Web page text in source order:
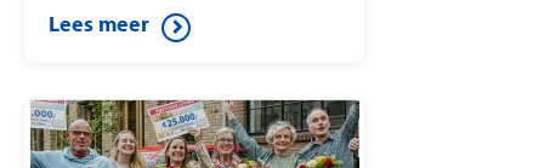
premium prijs van de Postcode
Loterij gevallen. Postcode Loterij-
verraste de winnaars op een
camping met dit mooie nieuws.
Lees meer